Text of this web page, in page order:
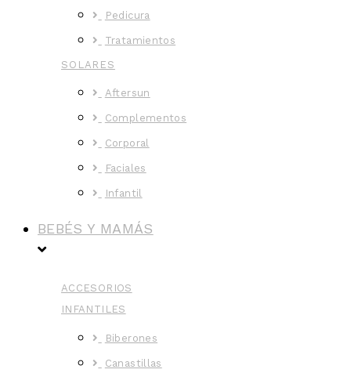
Pedicura
Tratamientos
SOLARES
Aftersun
Complementos
Corporal
Faciales
Infantil
BEBÉS Y MAMÁS
ACCESORIOS
INFANTILES
Biberones
Canastillas